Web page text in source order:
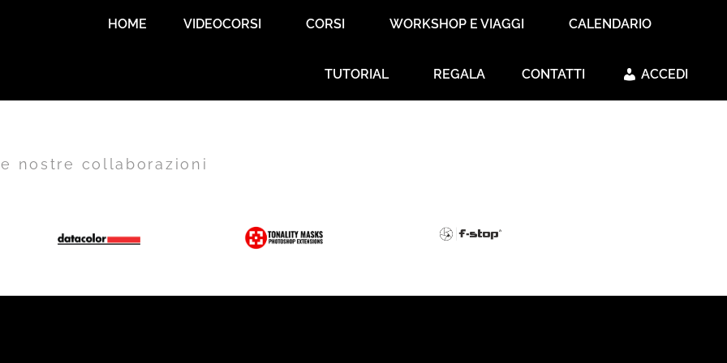
HOME VIDEOCORSI CORSI WORKSHOP E VIAGGI CALENDARIO
TUTORIAL REGALA CONTATTI ACCEDI
nostre collaborazioni